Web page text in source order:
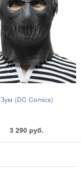
Зум (DC Comics)
3 290 руб.